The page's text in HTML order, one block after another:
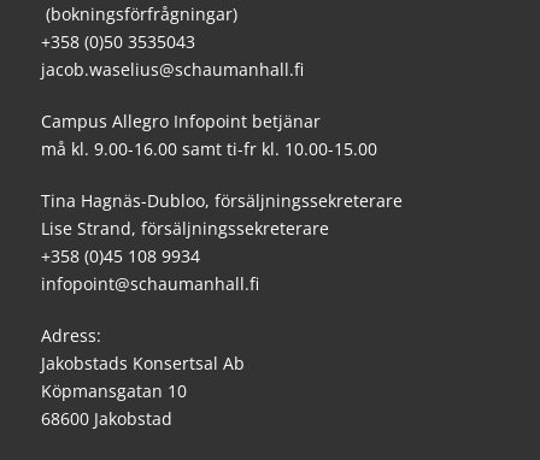
(bokningsförfrågningar)
+358 (0)50 3535043
jacob.waselius@schaumanhall.fi
Campus Allegro Infopoint betjänar
må kl. 9.00-16.00 samt ti-fr kl. 10.00-15.00
Tina Hagnäs-Dubloo, försäljningssekreterare
Lise Strand, försäljningssekreterare
+358 (0)45 108 9934
infopoint@schaumanhall.fi
Adress:
Jakobstads Konsertsal Ab
Köpmansgatan 10
68600 Jakobstad